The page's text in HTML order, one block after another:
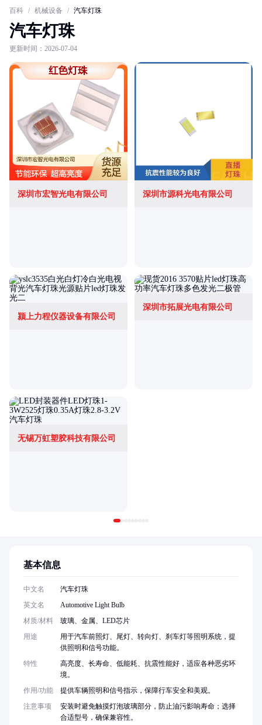
百科 / 机械设备 / 汽车灯珠
汽车灯珠
更新时间：2026-07-04
深圳市宏智光电有限公司 深圳市源科光电有限公司
颍上力程仪器设备有限公司
深圳市拓展光电有限公司
无锡万虹塑胶科技有限公司
基本信息
中文名
汽车灯珠
英文名
Automotive Light Bulb
材质/材料
玻璃、金属、LED芯片
用途
用于汽车前照灯、尾灯、转向灯、刹车灯等照明系统，提
供照明和信号功能。
特性
高亮度、长寿命、低能耗、抗震性能好，适应各种恶劣环
境。
作用/功能
提供车辆照明和信号指示，保障行车安全和美观。
注意事项
安装时避免触摸灯泡玻璃部分，防止油污影响寿命；选择
合适型号，确保兼容性。